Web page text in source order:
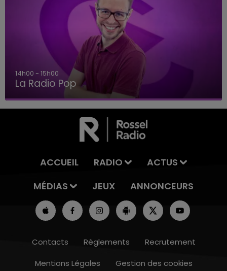
15h00 - 19h00
Le Club Champagne FM
ACCUEIL RADIO
ACTUS
MÉDIAS
JEUX ANNONCEURS
Contacts Règlements
Recrutement
Mentions Légales
Gestion des cookies